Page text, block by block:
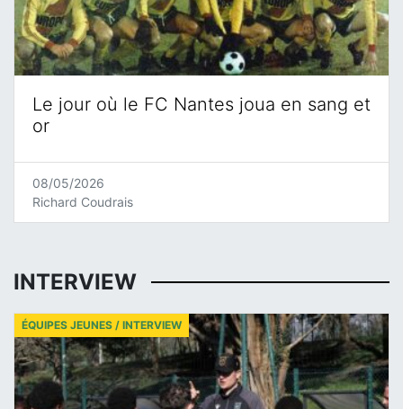
Le jour où le FC Nantes joua en sang et
or
08/05/2026
Richard Coudrais
INTERVIEW
ÉQUIPES JEUNES / INTERVIEW